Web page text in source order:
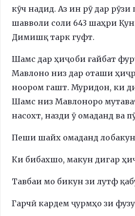
кӯч надид. Аз ин рӯ дар рӯзи
шавволи соли 643 шаҳри
Димишқ тарк гуфт.
Шамс дар ҳиҷоби ғайбат
Мавлоно низ дар оташи
ноором гашт. Муридон, ки
Шамс низ Мавлоноро
насохт, назди ӯ омаданд ва
Пеши шайх омаданд
Ки бибахшо, макун дигар
Тавбаи мо бикун зи лутф
Гарчӣ кардем ҷурмҳо зи